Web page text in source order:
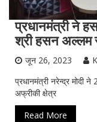
प्रधानमंत्री ने
श्री हसन अल्लम
जून 26, 2023
प्रधानमंत्री नरेन्द्र मोदी
अफ्रीकी क्षेत्र
Read More